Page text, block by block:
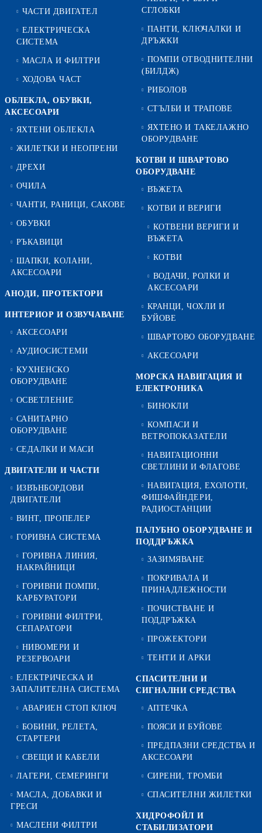
ЧАСТИ ДВИГАТЕЛ
ЕЛЕКТРИЧЕСКА
СИСТЕМА
МАСЛА И ФИЛТРИ
ХОДОВА ЧАСТ
ОБЛЕКЛА, ОБУВКИ,
АКСЕСОАРИ
ЯХТЕНИ ОБЛЕКЛА
ЖИЛЕТКИ И НЕОПРЕНИ
ДРЕХИ
ОЧИЛА
ЧАНТИ, РАНИЦИ, САКОВЕ
ОБУВКИ
РЪКАВИЦИ
ШАПКИ, КОЛАНИ,
АКСЕСОАРИ
АНОДИ, ПРОТЕКТОРИ
ИНТЕРИОР И ОЗВУЧАВАНЕ
АКСЕСОАРИ
АУДИОСИСТЕМИ
КУХНЕНСКО
ОБОРУДВАНЕ
ОСВЕТЛЕНИЕ
САНИТАРНО
ОБОРУДВАНЕ
СЕДАЛКИ И МАСИ
ДВИГАТЕЛИ И ЧАСТИ
ИЗВЪНБОРДОВИ
ДВИГАТЕЛИ
ВИНТ, ПРОПЕЛЕР
ГОРИВНА СИСТЕМА
ГОРИВНА ЛИНИЯ,
НАКРАЙНИЦИ
ГОРИВНИ ПОМПИ,
КАРБУРАТОРИ
ГОРИВНИ ФИЛТРИ,
СЕПАРАТОРИ
НИВОМЕРИ И
РЕЗЕРВОАРИ
ЕЛЕКТРИЧЕСКА И
ЗАПАЛИТЕЛНА СИСТЕМА
АВАРИЕН СТОП КЛЮЧ
БОБИНИ, РЕЛЕТА,
СТАРТЕРИ
СВЕЩИ И КАБЕЛИ
ЛАГЕРИ, СЕМЕРИНГИ
МАСЛА, ДОБАВКИ И
ГРЕСИ
МАСЛЕНИ ФИЛТРИ
СГЛОБКИ
ПАНТИ, КЛЮЧАЛКИ И
ДРЪЖКИ
ПОМПИ ОТВОДНИТЕЛНИ
(БИЛДЖ)
РИБОЛОВ
СТЪЛБИ И ТРАПОВЕ
ЯХТЕНО И ТАКЕЛАЖНО
ОБОРУДВАНЕ
КОТВИ И ШВАРТОВО
ОБОРУДВАНЕ
ВЪЖЕТА
КОТВИ И ВЕРИГИ
КОТВЕНИ ВЕРИГИ И
ВЪЖЕТА
КОТВИ
ВОДАЧИ, РОЛКИ И
АКСЕСОАРИ
КРАНЦИ, ЧОХЛИ И
БУЙОВЕ
ШВАРТОВО ОБОРУДВАНЕ
АКСЕСОАРИ
МОРСКА НАВИГАЦИЯ И
ЕЛЕКТРОНИКА
БИНОКЛИ
КОМПАСИ И
ВЕТРОПОКАЗАТЕЛИ
НАВИГАЦИОННИ
СВЕТЛИНИ И ФЛАГОВЕ
НАВИГАЦИЯ, ЕХОЛОТИ,
ФИШФАЙНДЕРИ,
РАДИОСТАНЦИИ
ПАЛУБНО ОБОРУДВАНЕ И
ПОДДРЪЖКА
ЗАЗИМЯВАНЕ
ПОКРИВАЛА И
ПРИНАДЛЕЖНОСТИ
ПОЧИСТВАНЕ И
ПОДДРЪЖКА
ПРОЖЕКТОРИ
ТЕНТИ И АРКИ
СПАСИТЕЛНИ И
СИГНАЛНИ СРЕДСТВА
АПТЕЧКА
ПОЯСИ И БУЙОВЕ
ПРЕДПАЗНИ СРЕДСТВА И
АКСЕСОАРИ
СИРЕНИ, ТРОМБИ
СПАСИТЕЛНИ ЖИЛЕТКИ
ХИДРОФОЙЛ И
СТАБИЛИЗАТОРИ